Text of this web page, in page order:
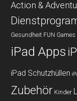
Action &
Gesundheit FUN Games
iPad Apps
iPad Schutzhüllen
Zubehör Kinder